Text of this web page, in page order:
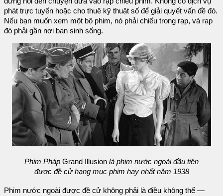
phát trực tuyến hoặc cho thuê kỹ thuật số để giải quyết vấn đề đó.
Nếu bạn muốn xem một bộ phim, nó phải chiếu trong rạp, và rạp
đó phải gần nơi bạn sinh sống.
Phim Pháp Grand Illusion là phim nước ngoài đầu tiên
được đề cử hạng mục phim hay nhất năm 1938
Phim nước ngoài được đề cử không phải là điều không thể —